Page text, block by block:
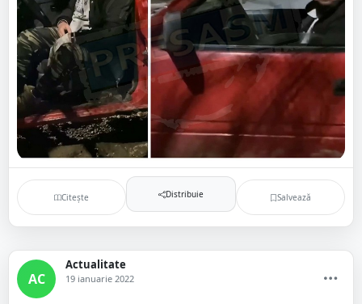
Citește Distribuie Salvează
AC
Actualitate
19 ianuarie 2022